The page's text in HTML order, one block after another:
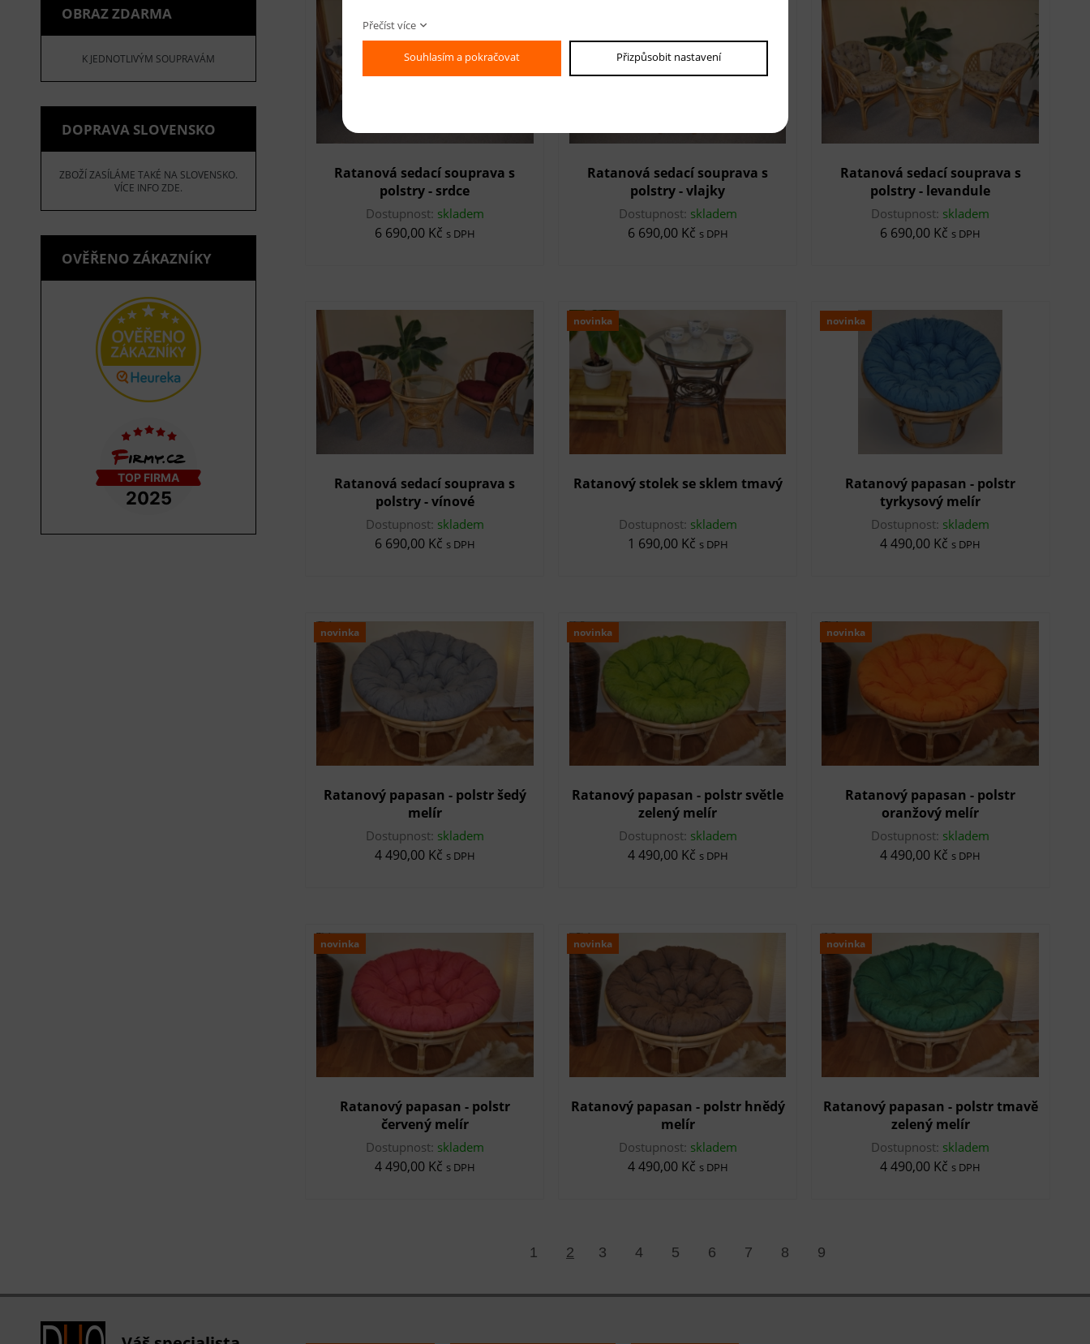
OBRAZ ZDARMA
K JEDNOTLIVÝM SOUPRAVÁM
DOPRAVA SLOVENSKO
ZBOŽÍ ZASÍLÁME TAKÉ NA SLOVENSKO.
VÍCE INFO ZDE.
OVĚŘENO ZÁKAZNÍKY
Ratanová sedací souprava s
polstry - srdce
Dostupnost: skladem
6 690,00 Kč s DPH
Ratanová sedací souprava s
polstry - vlajky
Dostupnost: skladem
6 690,00 Kč s DPH
Ratanová sedací souprava s
polstry - levandule
Dostupnost: skladem
6 690,00 Kč s DPH
Ratanová sedací souprava s
polstry - vínové
Dostupnost: skladem
6 690,00 Kč s DPH
novinka
Ratanový stolek se sklem tmavý
Dostupnost: skladem
1 690,00 Kč s DPH
novinka
Ratanový papasan - polstr
tyrkysový melír
Dostupnost: skladem
4 490,00 Kč s DPH
novinka
Ratanový papasan - polstr šedý
melír
Dostupnost: skladem
4 490,00 Kč s DPH
novinka
Ratanový papasan - polstr světle
zelený melír
Dostupnost: skladem
4 490,00 Kč s DPH
novinka
Ratanový papasan - polstr
oranžový melír
Dostupnost: skladem
4 490,00 Kč s DPH
novinka
Ratanový papasan - polstr
červený melír
Dostupnost: skladem
4 490,00 Kč s DPH
novinka
Ratanový papasan - polstr hnědý
melír
Dostupnost: skladem
4 490,00 Kč s DPH
novinka
Ratanový papasan - polstr tmavě
zelený melír
Dostupnost: skladem
4 490,00 Kč s DPH
1 2 3 4 5 6 7 8 9
Přečíst více
Souhlasím a pokračovat Přizpůsobit nastavení